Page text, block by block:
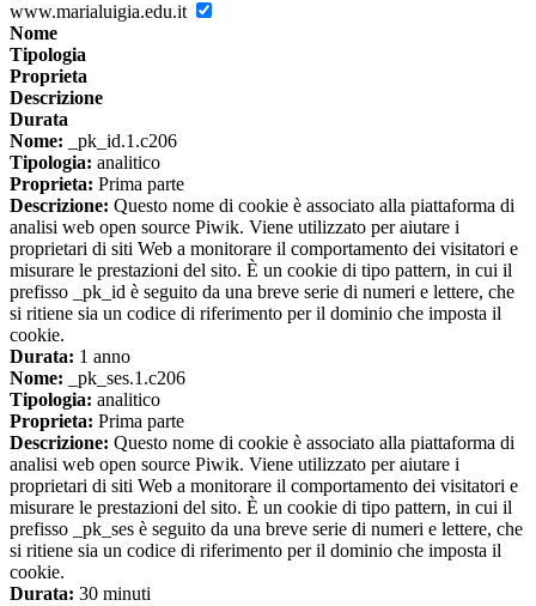
www.marialuigia.edu.it
Nome
Tipologia
Proprieta
Descrizione
Durata
Nome: _pk_id.1.c206
Tipologia: analitico
Proprieta: Prima parte
Descrizione: Questo nome di cookie è associato alla piattaforma di
analisi web open source Piwik. Viene utilizzato per aiutare i
proprietari di siti Web a monitorare il comportamento dei visitatori e
misurare le prestazioni del sito. È un cookie di tipo pattern, in cui il
prefisso _pk_id è seguito da una breve serie di numeri e lettere, che
si ritiene sia un codice di riferimento per il dominio che imposta il
cookie.
Durata: 1 anno
Nome: _pk_ses.1.c206
Tipologia: analitico
Proprieta: Prima parte
Descrizione: Questo nome di cookie è associato alla piattaforma di
analisi web open source Piwik. Viene utilizzato per aiutare i
proprietari di siti Web a monitorare il comportamento dei visitatori e
misurare le prestazioni del sito. È un cookie di tipo pattern, in cui il
prefisso _pk_ses è seguito da una breve serie di numeri e lettere, che
si ritiene sia un codice di riferimento per il dominio che imposta il
cookie.
Durata: 30 minuti